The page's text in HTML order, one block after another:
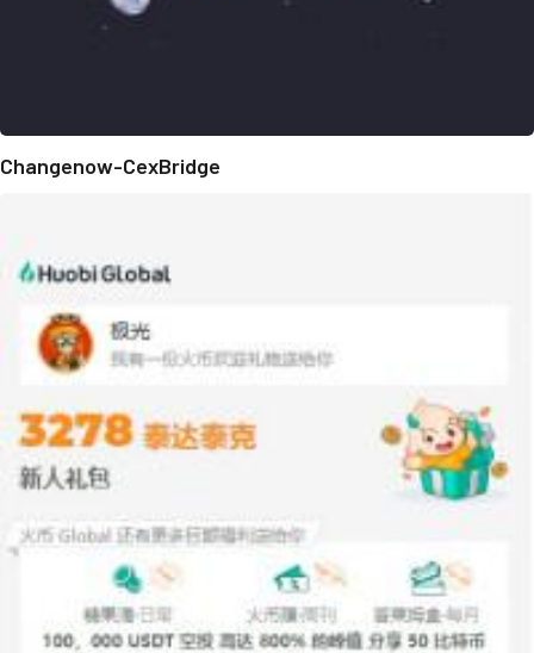
Changenow-CexBridge